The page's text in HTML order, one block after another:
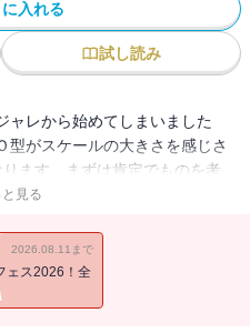
入れる
試し読み
ャレから始めてしまいました
型がスケールの大きさを感じさ
ます。まずは肯定でものを考
ンキングで否定的な×型ではあり
待されます。肯定的に動き、元
は世の中が再び未来に向かって
、その役割のリーダーたるＯ型
と見る
2026.08.11まで
ェス2026！全